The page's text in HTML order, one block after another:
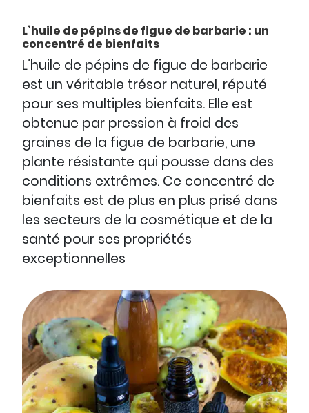
L’huile de pépins de figue de barbarie : un
concentré de bienfaits
L’huile de pépins de figue de barbarie
est un véritable trésor naturel, réputé
pour ses multiples bienfaits. Elle est
obtenue par pression à froid des
graines de la figue de barbarie, une
plante résistante qui pousse dans des
conditions extrêmes. Ce concentré de
bienfaits est de plus en plus prisé dans
les secteurs de la cosmétique et de la
santé pour ses propriétés
exceptionnelles